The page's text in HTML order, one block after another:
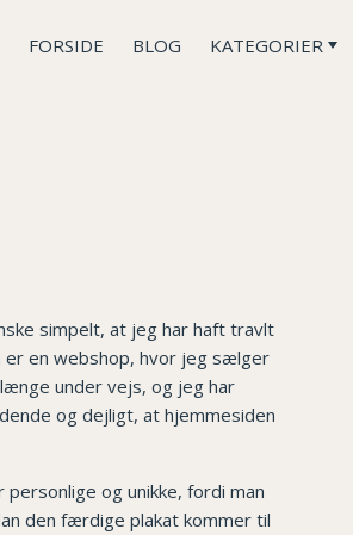
FORSIDE BLOG KATEGORIER
simpelt, at jeg har haft travlt
er en webshop, hvor jeg sælger
under vejs, og jeg har
og dejligt, at hjemmesiden
og unikke, fordi man
den færdige plakat kommer til